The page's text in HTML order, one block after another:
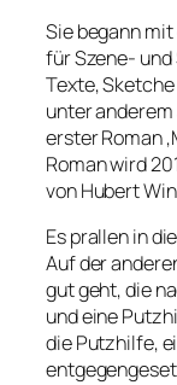
Sie begann
für Szene-
Texte,
unter
erster Roman
Roman wird
von Hubert
Es prallen in
Auf der
gut geht, die
und eine
die Putzhilfe,